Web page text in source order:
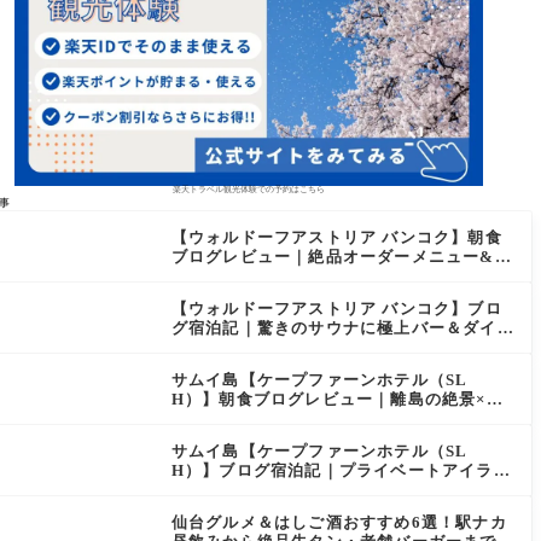
楽天トラベル観光体験での予約はこちら
【ウォルドーフアストリア バンコク】朝食
ブログレビュー｜絶品オーダーメニュー&豊
【ウォルドーフアストリア バンコク】ブロ
グ宿泊記｜驚きのサウナに極上バー＆ダイヤ
サムイ島【ケープファーンホテル（SL
H）】朝食ブログレビュー｜離島の絶景×至
サムイ島【ケープファーンホテル（SL
H）】ブログ宿泊記｜プライベートアイラン
仙台グルメ＆はしご酒おすすめ6選！駅ナカ